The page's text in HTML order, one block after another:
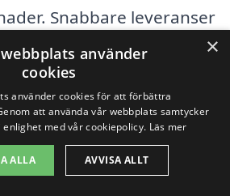
Snabbare leveranser
krävs ibland för att
tillstånd:Bygglov och
som behövs för
påverka kostnaden. Att
×
använder
cookies
använder cookies för att förbättra
att använda vår webbplats samtycker
med vår cookiepolicy. Läs mer
ALLA AVVISA ALLT